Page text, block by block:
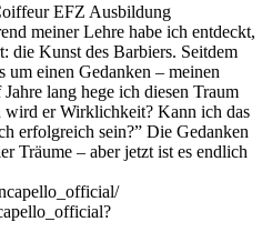
EFZ Ausbildung
meiner Lehre habe ich entdeckt,
die Kunst des Barbiers. Seitdem
einen Gedanken – meinen
lang hege ich diesen Traum
wird er Wirklichkeit? Kann ich das
erfolgreich sein?” Die Gedanken
Träume – aber jetzt ist es endlich